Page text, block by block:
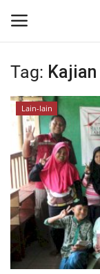
Login
Home
Contact
About
News
Wisuda Akbar
Tag:
Lain-lain